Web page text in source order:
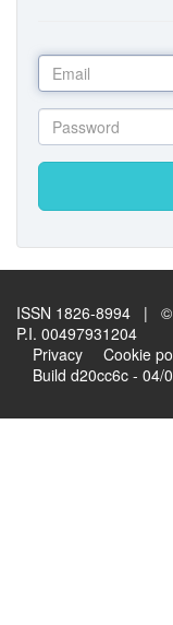
ISSN 1826-8994 | ©
P.I. 00497931204
Privacy
Cookie
Build d20cc6c - 04/